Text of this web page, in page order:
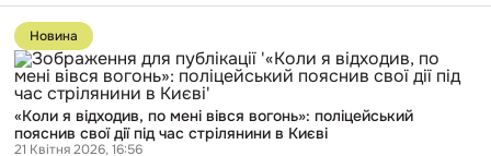
відповідальності
на
місце
стрілянини
через
нестачу
людей
Перейти
до
публікації
«Коли
відходив,
по
мені
Новина
«Коли я відходив, по мені вівся вогонь»: поліцейський
пояснив свої дії під час стрілянини в Києві
21 Квітня 2026, 16:56